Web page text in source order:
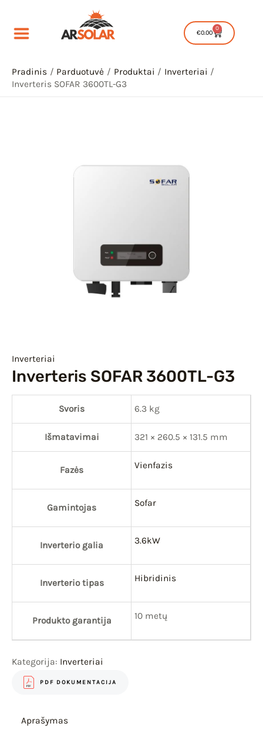
turinio
€0.00
0
Cart
Pradinis Parduotuvė Produktai
Inverteriai
Inverteris SOFAR 3600TL-G3
Inverteriai
Inverteris SOFAR 3600TL-G3
Svoris 6.3 kg
Išmatavimai 321 × 260.5 × 131.5 mm
Fazės Vienfazis
Gamintojas Sofar
Inverterio galia 3.6kW
Inverterio tipas Hibridinis
Produkto garantija 10 metų
Kategorija: Inverteriai
PDF DOKUMENTACIJA
Aprašymas